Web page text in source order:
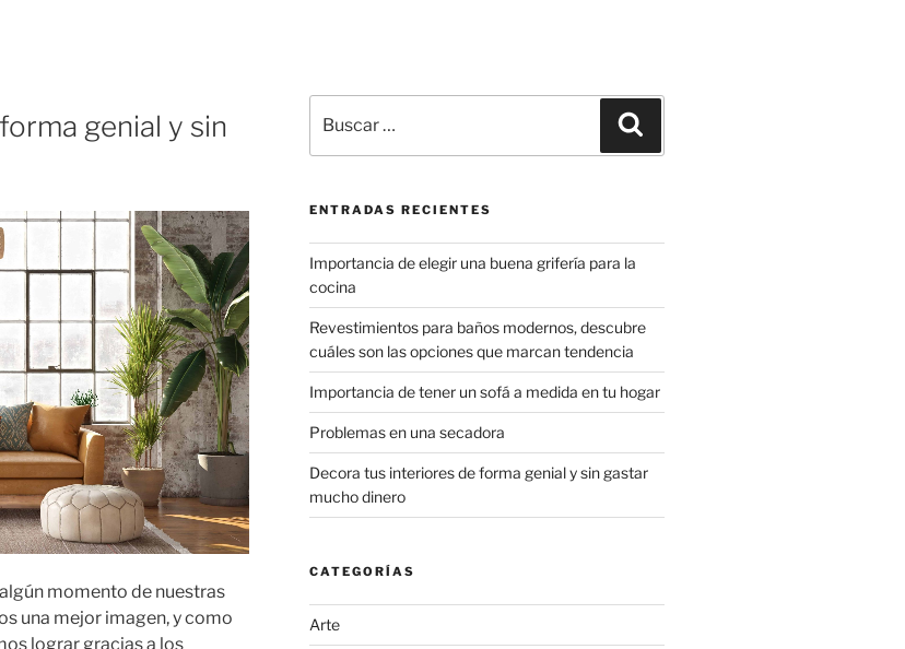
genial y sin
momento de nuestras
una mejor imagen, y como
lograr gracias a los
por:
ENTRADAS RECIENTES
Importancia de elegir una buena grifería para la
cocina
Revestimientos para baños modernos, descubre
cuáles son las opciones que marcan tendencia
Importancia de tener un sofá a medida en tu hogar
Problemas en una secadora
Decora tus interiores de forma genial y sin gastar
mucho dinero
CATEGORÍAS
Arte